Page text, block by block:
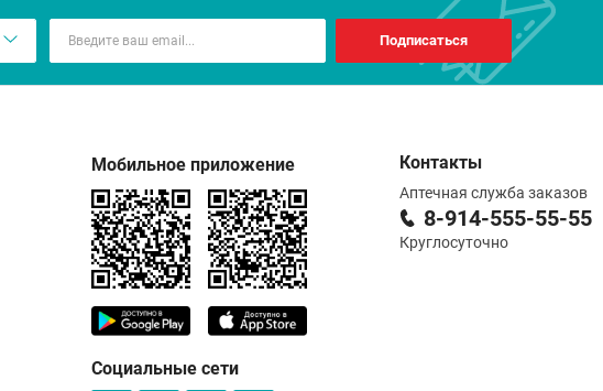
Подписаться
Мобильное приложение
Социальные сети
Контакты
Аптечная служба заказов
8-914-555-55-55
Круглосуточно